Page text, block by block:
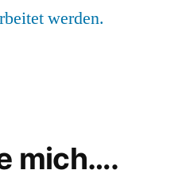
werden.
mich….